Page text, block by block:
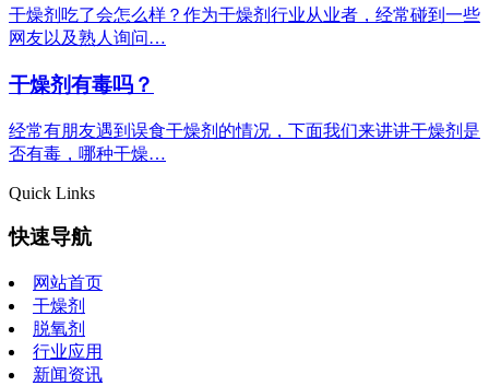
干燥剂吃了会怎么样？作为干燥剂行业从业者，经常碰到一些
网友以及熟人询问…
干燥剂有毒吗？
经常有朋友遇到误食干燥剂的情况，下面我们来讲讲干燥剂是
否有毒，哪种干燥…
Quick Links
快速导航
网站首页
干燥剂
脱氧剂
行业应用
新闻资讯